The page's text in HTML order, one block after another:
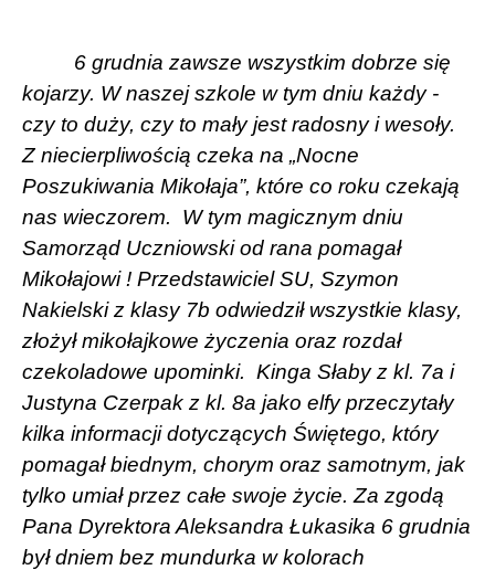
6 grudnia zawsze wszystkim dobrze się
kojarzy. W naszej szkole w tym dniu każdy -
czy to duży, czy to mały jest radosny i wesoły.
Z niecierpliwością czeka na „Nocne
Poszukiwania Mikołaja”, które co roku czekają
nas wieczorem.
W tym magicznym dniu
Samorząd Uczniowski od rana pomagał
Mikołajowi ! Przedstawiciel SU, Szymon
Nakielski z klasy 7b odwiedził wszystkie klasy,
złożył mikołajkowe życzenia oraz rozdał
czekoladowe upominki. Kinga Słaby z kl. 7a i
Justyna Czerpak z kl. 8a jako elfy przeczytały
kilka informacji dotyczących Świętego, który
pomagał biednym, chorym oraz samotnym, jak
tylko umiał przez całe swoje życie. Za zgodą
Pana Dyrektora Aleksandra Łukasika 6 grudnia
był dniem bez mundurka w kolorach